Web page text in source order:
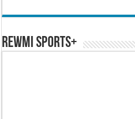
REWMI SPORTS+